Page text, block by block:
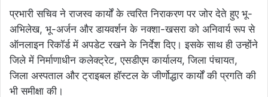
प्रभारी सचिव ने राजस्व कार्यों के त्वरित निराकरण पर जोर देते हुए भू-
अभिलेख, भू-अर्जन और डायवर्शन के नक्शा-खसरा को अनिवार्य रूप से
ऑनलाइन रिकॉर्ड में अपडेट रखने के निर्देश दिए। इसके साथ ही उन्होंने
जिले में निर्माणाधीन कलेक्ट्रेट, एसडीएम कार्यालय, जिला पंचायत,
जिला अस्पताल और ट्राइबल हॉस्टल के जीर्णोद्धार कार्यों की प्रगति की
भी समीक्षा की।